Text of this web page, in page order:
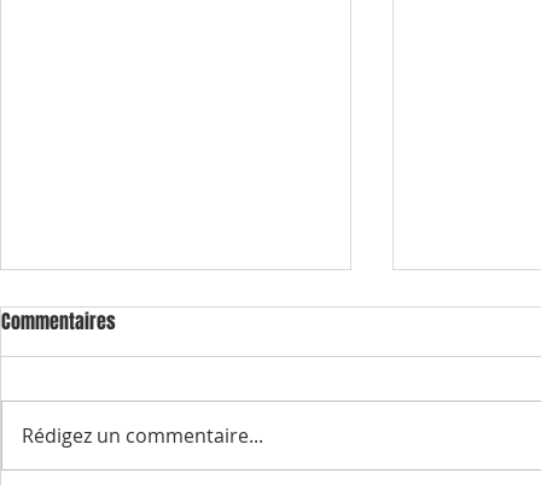
RAPPELS ET INFORMATIONS 1ère
Commentaires
Rédigez un commentaire...